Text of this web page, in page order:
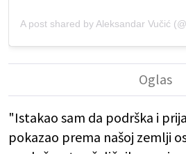
"Istakao sam da podrška i
pokazao prema našoj zemlji